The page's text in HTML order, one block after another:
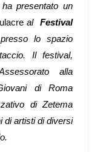
ha presentato un
al Festival
lo spazio
Il festival,
alla
di Roma
di Zetema
di artisti di diversi